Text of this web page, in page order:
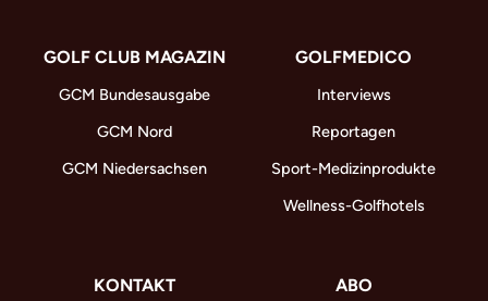
GOLF CLUB MAGAZIN
GCM Bundesausgabe
GCM Nord
GCM Niedersachsen
GOLFMEDICO
Interviews
Reportagen
Sport-Medizinprodukte
Wellness-Golfhotels
KONTAKT ABO